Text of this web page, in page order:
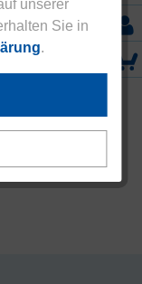
unserer
Sie in
.